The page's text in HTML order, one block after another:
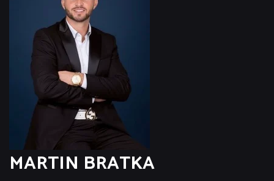
MARTIN BRATKA